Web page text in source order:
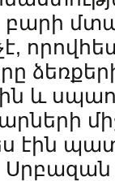
և
էին